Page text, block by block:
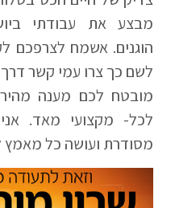
מבצע את עבודתי
הוגנים. אשמח לצרפכם
לשם כך צרו עמי קשר
מובטח לכם מענה
לכל- מקצועי מאד.
מסודרת ועושה כל מאמץ